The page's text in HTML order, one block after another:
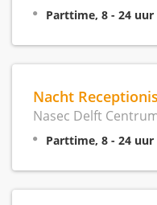
Parttime, 8 - 24
Nacht
Nasec Delft
Parttime, 8 - 24